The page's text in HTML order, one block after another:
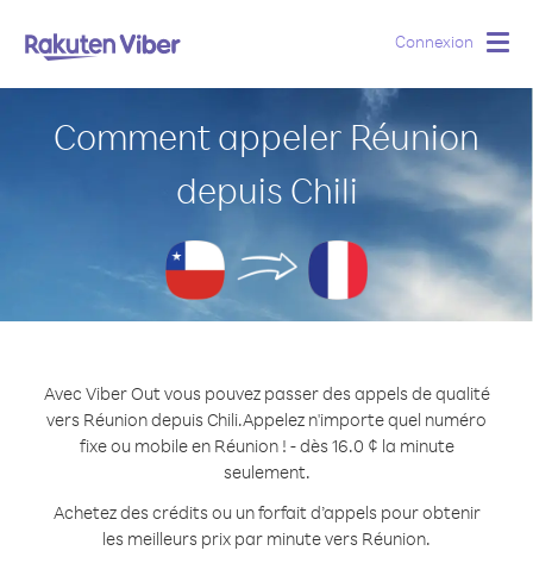
Connexion
Comment appeler Réunion
depuis Chili
Avec Viber Out vous pouvez passer des appels de qualité
vers Réunion depuis Chili.Appelez n'importe quel numéro
fixe ou mobile en Réunion ! - dès 16.0 ¢ la minute
seulement.
Achetez des crédits ou un forfait d’appels pour obtenir
les meilleurs prix par minute vers Réunion.